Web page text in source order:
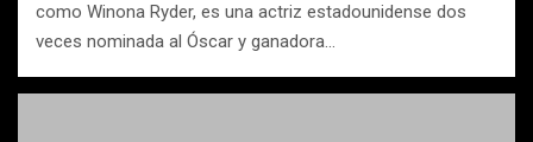
como Winona Ryder, es una actriz estadounidense dos
veces nominada al Óscar y ganadora…